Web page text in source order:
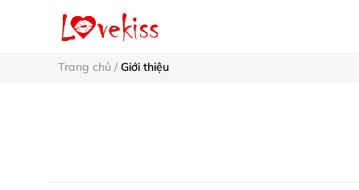
Trang chủ / Giới thiệu